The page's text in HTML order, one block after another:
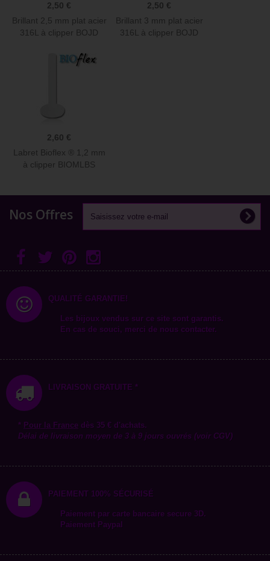
2,50 €
Brillant 2,5 mm plat acier
316L à clipper BOJD
2,50 €
Brillant 3 mm plat acier
316L à clipper BOJD
2,60 €
Labret Bioflex ® 1,2 mm
à clipper BIOMLBS
Nos Offres
QUALITÉ GARANTIE!
Les bijoux vendus sur ce site sont garantis.
En cas de souci, merci de nous contacter.
LIVRAISON GRATUITE *
* Pour la France dès 35 € d'achats.
Délai de livraison moyen de 3 à 9 jours ouvrés (voir CGV)
PAIEMENT 100% SÉCURISÉ
Paiement par carte bancaire secure 3D.
Paiement Paypal